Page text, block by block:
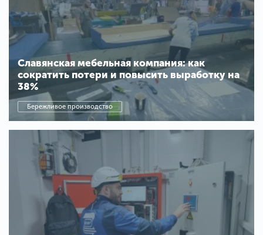
Славянская мебельная компания: как
сократить потери и повысить выработку на
38%
Бережливое производство